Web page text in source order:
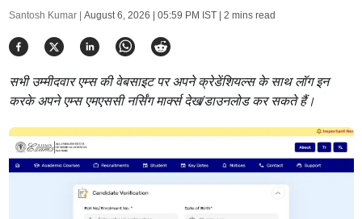
Santosh Kumar | August 6, 2026 | 05:59 PM IST| 2 mins read
सभी उम्मीदवार एम्स की वेबसाइट पर अपने क्रेडेंशियल्स के साथ लॉग इन
करके अपने एम्स एमएससी नर्सिंग मार्क्स देख/डाउनलोड कर सकते हैं।